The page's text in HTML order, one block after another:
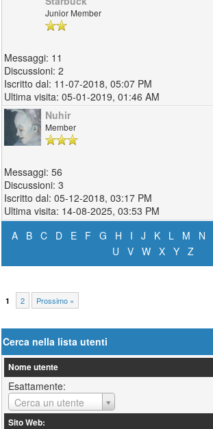
Junior Member
11
2
11-07-2018, 05:07 PM
05-01-2019, 01:46 AM
Nuhir
Member
56
3
05-12-2018, 03:17 PM
14-08-2025, 03:53 PM
A
B C D E F G H I J K L M N
U
V W X Y Z
1 2 Prossimo »
Cerca nella lista utenti
Nome utente
Esattamente:
Cerca un utente
Nome
utente
Sito Web: